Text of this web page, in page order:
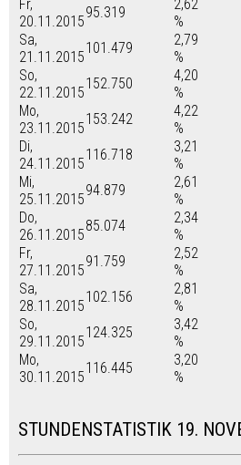
Fr,
20.11.2015
95.319
2,62
%
Sa,
21.11.2015
101.479
2,79
%
So,
22.11.2015
152.750
4,20
%
Mo,
23.11.2015
153.242
4,22
%
Di,
24.11.2015
116.718
3,21
%
Mi,
25.11.2015
94.879
2,61
%
Do,
26.11.2015
85.074
2,34
%
Fr,
27.11.2015
91.759
2,52
%
Sa,
28.11.2015
102.156
2,81
%
So,
29.11.2015
124.325
3,42
%
Mo,
30.11.2015
116.445
3,20
%
STUNDENSTATISTIK 19.